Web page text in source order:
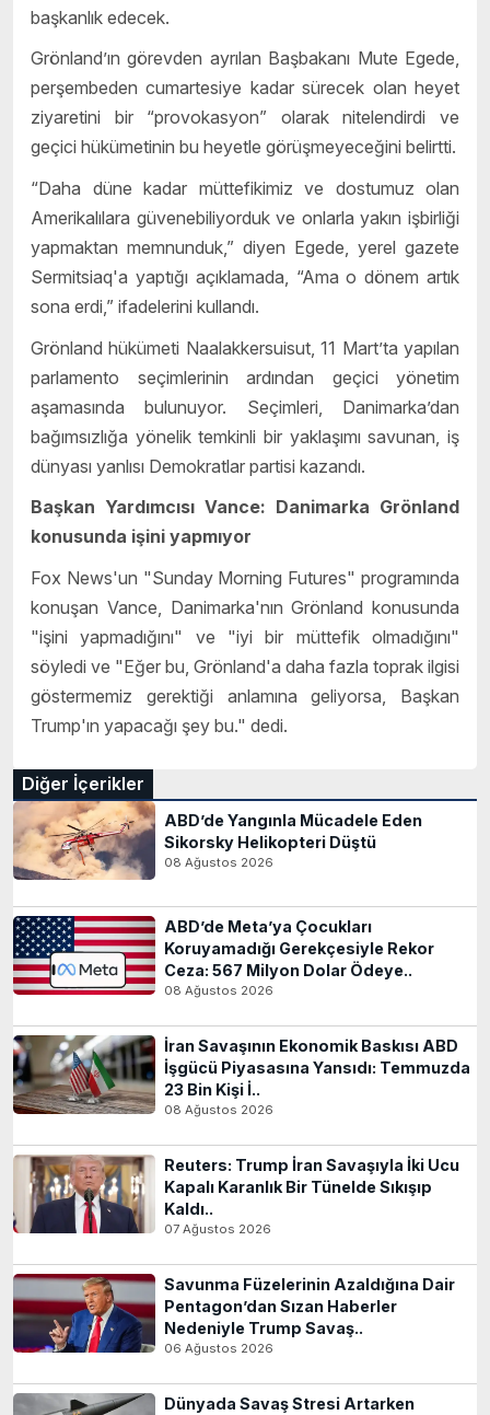
başkanlık edecek.
Grönland’ın görevden ayrılan Başbakanı Mute Egede,
perşembeden cumartesiye kadar sürecek olan heyet
ziyaretini bir “provokasyon” olarak nitelendirdi ve
geçici hükümetinin bu heyetle görüşmeyeceğini belirtti.
“Daha düne kadar müttefikimiz ve dostumuz olan
Amerikalılara güvenebiliyorduk ve onlarla yakın işbirliği
yapmaktan memnunduk,” diyen Egede, yerel gazete
Sermitsiaq'a yaptığı açıklamada, “Ama o dönem artık
sona erdi,” ifadelerini kullandı.
Grönland hükümeti Naalakkersuisut, 11 Mart’ta yapılan
parlamento seçimlerinin ardından geçici yönetim
aşamasında bulunuyor. Seçimleri, Danimarka’dan
bağımsızlığa yönelik temkinli bir yaklaşımı savunan, iş
dünyası yanlısı Demokratlar partisi kazandı.
Başkan Yardımcısı Vance: Danimarka Grönland
konusunda işini yapmıyor
Fox News'un "Sunday Morning Futures" programında
konuşan Vance, Danimarka'nın Grönland konusunda
"işini yapmadığını" ve "iyi bir müttefik olmadığını"
söyledi ve "Eğer bu, Grönland'a daha fazla toprak ilgisi
göstermemiz gerektiği anlamına geliyorsa, Başkan
Trump'ın yapacağı şey bu." dedi.
Diğer İçerikler
ABD’de Yangınla Mücadele Eden
Sikorsky Helikopteri Düştü
08 Ağustos 2026
ABD’de Meta’ya Çocukları
Koruyamadığı Gerekçesiyle Rekor
Ceza: 567 Milyon Dolar Ödeye..
08 Ağustos 2026
İran Savaşının Ekonomik Baskısı ABD
İşgücü Piyasasına Yansıdı: Temmuzda
23 Bin Kişi İ..
08 Ağustos 2026
Reuters: Trump İran Savaşıyla İki Ucu
Kapalı Karanlık Bir Tünelde Sıkışıp
Kaldı..
07 Ağustos 2026
Savunma Füzelerinin Azaldığına Dair
Pentagon’dan Sızan Haberler
Nedeniyle Trump Savaş..
06 Ağustos 2026
Dünyada Savaş Stresi Artarken